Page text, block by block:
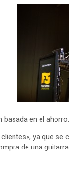
basada en el ahorro.
ya que se
de una